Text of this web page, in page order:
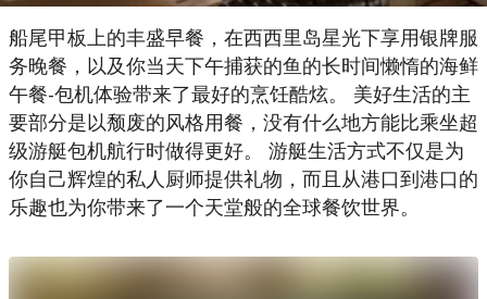
船尾甲板上的丰盛早餐，在西西里岛星光下享用银牌服
务晚餐，以及你当天下午捕获的鱼的长时间懒惰的海鲜
午餐-包机体验带来了最好的烹饪酷炫。 美好生活的主
要部分是以颓废的风格用餐，没有什么地方能比乘坐超
级游艇包机航行时做得更好。 游艇生活方式不仅是为
你自己辉煌的私人厨师提供礼物，而且从港口到港口的
乐趣也为你带来了一个天堂般的全球餐饮世界。